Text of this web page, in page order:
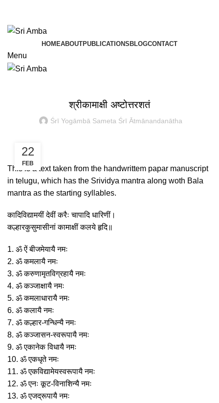
HOMEABOUTPUBLICATIONS BLOGCONTACT
Menu
श्रीकामाक्षी अष्टोत्तरशतं
Śrī Yogāmbā Sameta Śrī Ātmānandanātha
22
FEB
This is a text taken from the handwrittem papar manuscript
in telugu, which has the Srividya mantra along woth Bala
mantra as the starting syllables.
कादिविद्यामयीं देवीं करैः चापादि धारिणीं।
कल्हारकुसुमासीनां कामाक्षीं कलये हृदि॥
1. ॐ ऐं बीजमेयायै नमः
2. ॐ कमलायै नमः
3. ॐ करुणामृतविग्रहायै नमः
4. ॐ कञ्जाक्षायै नमः
5. ॐ कमलाधारायै नमः
6. ॐ कलायै नमः
7. ॐ कल्हार-गन्धिन्यै नमः
8. ॐ कञ्जासन-स्वरूपायै नमः
9. ॐ एकानेक विधायै नमः
10. ॐ एकधृते नमः
11. ॐ एकविद्यामेयस्वरूपायै नमः
12. ॐ एनः कूट-विनाशिन्यै नमः
13. ॐ एजद्रूपायै नमः